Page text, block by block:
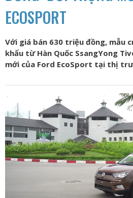
ECOSPORT
Với giá bán 630 triệu đồng, mẫu
khẩu từ Hàn Quốc SsangYong
mới của Ford EcoSport tại thị